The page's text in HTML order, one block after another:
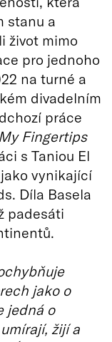
stanu a
život mimo
pro jednoho
na turné a
divadelním
práce
Fingertips
s Taniou El
vynikající
Díla Basela
padesáti
jako o
jedná o
žijí a